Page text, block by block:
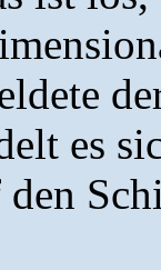
es
den